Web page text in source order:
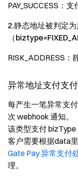
PAY_SUCCESS：
2.静态地址被判定
（
RISK_ADDRESS：
异常地址支付支
每产生一笔异常支
次 webhook 通知。
该类型支付 bizType
客户需要根据data
Gate Pay 异常支付
理。